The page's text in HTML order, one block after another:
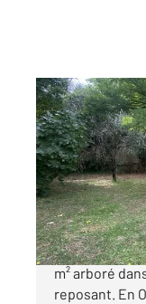
VALROS 34
1820 m2
Ref : 17151
Terrain à
285
Valros -
m² arboré
reposant. En